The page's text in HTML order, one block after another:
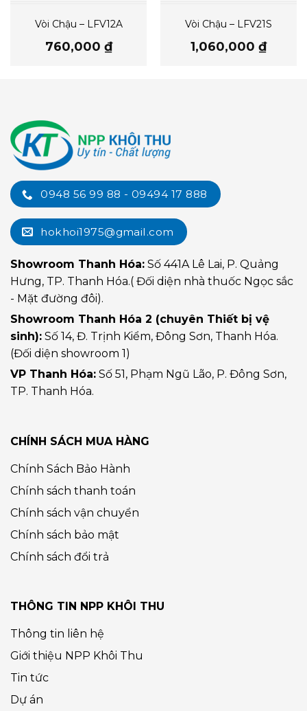
Vòi Chậu – LFV12A
760,000 ₫
Vòi Chậu – LFV21S
1,060,000 ₫
0948 56 99 88 - 09494 17 888
hokhoi1975@gmail.com
Showroom Thanh Hóa: Số 441A Lê Lai, P. Quảng
Hưng, TP. Thanh Hóa.( Đối diện nhà thuốc Ngọc sắc
- Mặt đường đôi).
Showroom Thanh Hóa 2 (chuyên Thiết bị vệ
sinh): Số 14, Đ. Trịnh Kiểm, Đông Sơn, Thanh Hóa.
(Đối diện showroom 1)
VP Thanh Hóa: Số 51, Phạm Ngũ Lão, P. Đông Sơn,
TP. Thanh Hóa.
CHÍNH SÁCH MUA HÀNG
Chính Sách Bảo Hành
Chính sách thanh toán
Chính sách vận chuyển
Chính sách bảo mật
Chính sách đổi trả
THÔNG TIN NPP KHÔI THU
Thông tin liên hệ
Giới thiệu NPP Khôi Thu
Tin tức
Dự án